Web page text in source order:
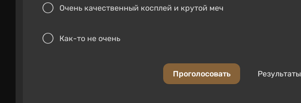
Очень качественный косплей и крутой меч
Как-то не очень
Проголосовать Результаты